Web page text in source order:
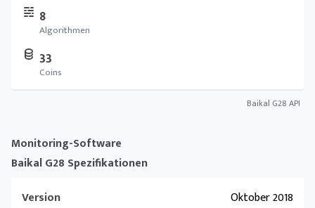
8
Algorithmen
33
Coins
Baikal G28 API
Monitoring-Software
Baikal G28 Spezifikationen
Version
Oktober 2018